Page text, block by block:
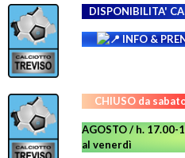
DISPONIBILITA'
INFO &
CHIUSO da
AGOSTO / h.
al venerdì